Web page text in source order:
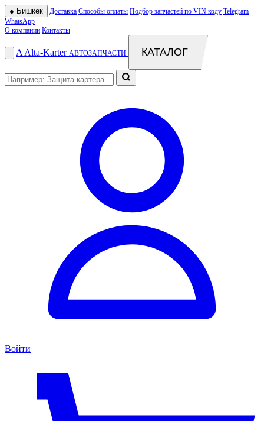
● Бишкек Доставка Способы оплаты Подбор запчастей по VIN коду Telegram
WhatsApp
О компании Контакты
A Alta-Karter АВТОЗАПЧАСТИ КАТАЛОГ
Войти